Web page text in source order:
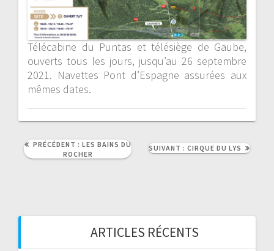
Télécabine du Puntas et télésiège de Gaube,
ouverts tous les jours, jusqu’au 26 septembre
2021. Navettes Pont d’Espagne assurées aux
mêmes dates.
PRÉCÉDENT : ARTICLE
PRÉCÉDENT
:
LES BAINS DU
ROCHER
SUIVANT : ARTICLE
SUIVANT
CIRQUE DU LYS
ARTICLES RÉCENTS